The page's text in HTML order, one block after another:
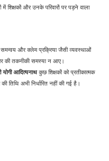
में शिक्षकों और उनके परिवारों पर पड़ने वाला
समन्वय और क्लेम प्रक्रिया जैसी व्यवस्थाओं
की तकनीकी समस्या न आए।
योगी आदित्यनाथ कुछ शिक्षकों को प्रतीकात्मक
तिथि अभी निर्धारित नहीं की गई है।